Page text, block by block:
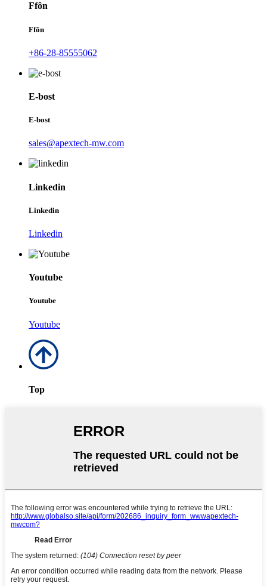
Ffôn
Ffôn
+86-28-85555062
E-bost
E-bost
sales@apextech-mw.com
Linkedin
Linkedin
Linkedin
Youtube
Youtube
Youtube
Top